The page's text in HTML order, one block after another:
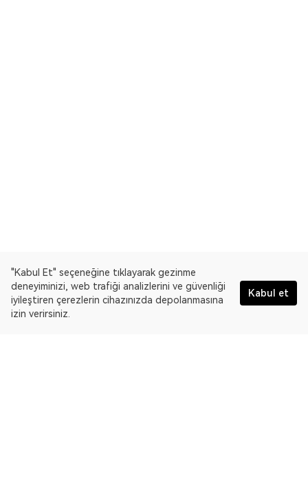
"Kabul Et" seçeneğine tıklayarak gezinme
deneyiminizi, web trafiği analizlerini ve güvenliği
iyileştiren çerezlerin cihazınızda depolanmasına
izin verirsiniz.
Kabul et